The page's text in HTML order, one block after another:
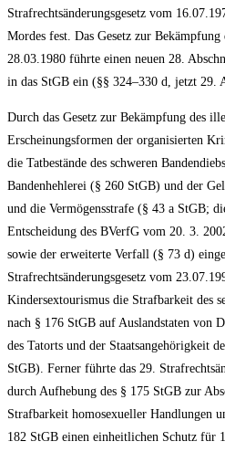
Strafrechtsänderungsgesetz vom
Mordes fest. Das Gesetz zur
28.03.1980 führte einen neuen 28.
in das StGB ein (§§ 324–330 d, jetzt 29.
Durch das Gesetz zur Bekämpfung des
Erscheinungsformen der organisierten
die Tatbestände des schweren
Bandenhehlerei (§ 260 StGB) und der
und die Vermögensstrafe (§ 43 a StGB;
Entscheidung des BVerfG vom 20. 3.
sowie der erweiterte Verfall (§ 73 d)
Strafrechtsänderungsgesetz vom
Kindersextourismus die Strafbarkeit des
nach § 176 StGB auf Auslandstaten von
des Tatorts und der Staatsangehörigkeit
StGB). Ferner führte das 29.
durch Aufhebung des § 175 StGB zur
Strafbarkeit homosexueller Handlungen
182 StGB einen einheitlichen Schutz für